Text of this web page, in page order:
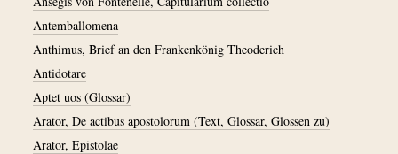
Antemballomena
Anthimus, Brief an den Frankenkönig Theoderich
Antidotare
Aptet uos (Glossar)
Arator, De actibus apostolorum (Text, Glossar, Glossen zu)
Arator, Epistolae